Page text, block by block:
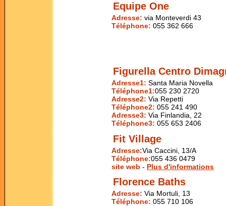
Equipe One
Adresse: via Monteverdi 43
Téléphone: 055 362 666
Figurella Centro
Adresse1: Santa Maria Novella
Téléphone1:055 230 2720
Adresse2: Via Repetti
Téléphone2: 055 241 490
Adresse3: Via Finlandia, 22
Téléphone3: 055 653 2406
Fit Village
Adresse:Via Caccini, 13/A
Téléphone:055 436 0479
site web - Plus d'informations
Florence Baths
Adresse: Via Mortuli, 13
Téléphone: 055 710 106